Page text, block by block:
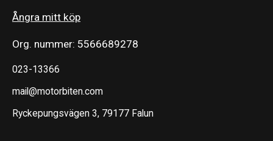
Ångra mitt köp
Org. nummer: 5566689278
023-13366
mail@motorbiten.com
Ryckepungsvägen 3, 79177 Falun